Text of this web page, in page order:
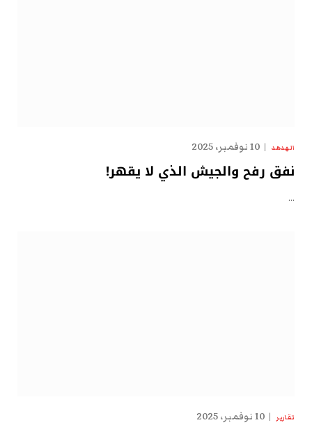
الهدهد 10 نوفمبر، 2025
نفق رفح والجيش الذي لا يقهر!
…
تقارير 10 نوفمبر، 2025